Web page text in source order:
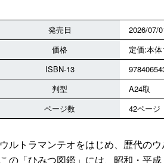
発売日
2026/07/
価格
定価:本
ISBN-13
判型
A24取
ページ数
42ページ
ウルトラマンテオをはじめ、歴代の
この「ひみつ図鑑」には、昭和・平